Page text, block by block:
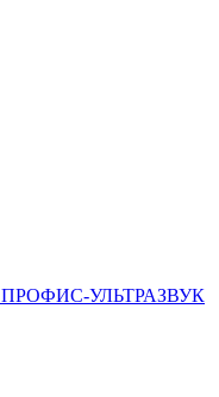
ПРОФИС-УЛЬТРАЗВУК